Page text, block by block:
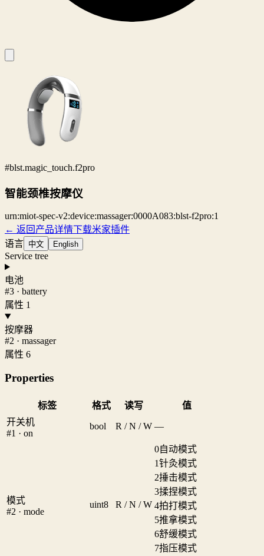
#blst.magic_touch.f2pro
智能颈椎按摩仪
urn:miot-spec-v2:device:massager:0000A083:blst-f2pro:1
← 返回产品详情下载米家插件
语言 中文 English
Service tree
电池
#3 · battery
属性 1
按摩器
#2 · massager
属性 6
Properties
标签 格式 读写
值
开关机
#1 · on
bool R / N / W —
模式
#2 · mode
uint8 R / N / W
0自动模式
1针灸模式
2捶击模式
3揉捏模式
4拍打模式
5推拿模式
6舒缓模式
7指压模式